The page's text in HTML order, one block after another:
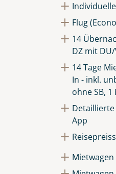
Flug
14
DZ mit
14 Tage
In - inkl.
ohne SB,
App